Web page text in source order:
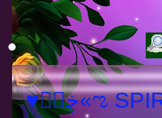
♥ڿڰۣ«ಌ SPIRITUELLE Я Ξ √ Ω L U T ↑ ☼ N - Forum -